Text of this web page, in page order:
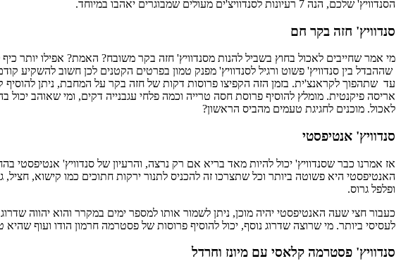
הסנדוויץ' שלכם, הנה 7 רעיונות לסנדוויצ'ים מעולים שמבוגרים יאהבו במיוחד.
סנדוויץ' חזה בקר חם
מי אמר שחייבים לאכול בחוץ בשביל להנות מסנדוויץ' חזה בקר משובח? האמת? אפילו יותר
שההבדל בין סנדוויץ' פשוט ורגיל לסנדוויץ' מפנק טמון בפרטים הקטנים לכן חשוב
עד שתהפוך לקראנצ'ית. בזמן הזה הקפיצו פרוסות דקות של חזה בקר על המחבת, ניתן
לאכול. מוכנים לחגיגת טעמים מהביס הראשון?
סנדוויץ' אנטיפסטי
אז אמרנו כבר שסנדוויץ' יכול להיות מאד בריא אם רק נרצה, והרעיון של סנדוויץ'
האנטיפסטי היא פשוטה ביותר וכל שתצרכו זה להכניס לתנור ירקות חתוכים כמו קישוא,
ופלפל גרוס.
כעבור חצי שעה האנטיפסטי יהיה מוכן, ניתן לשמור אותו למספר ימים במקרר והוא יהווה
לעסיסי ביותר. מי שרוצה שדרוג נוסף, יכול להוסיף פרוסות של פסטרמה חרמון הודו ועוף
סנדוויץ' פסטרמה קלאסי עם מיונז וחרדל